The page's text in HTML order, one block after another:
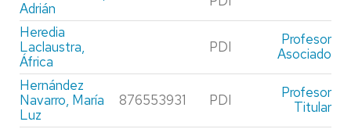
Adrián
Heredia
Laclaustra,
África
PDI
Profesor
Asociado
Hernández
Navarro, María
Luz
876553931 PDI
Profesor
Titular